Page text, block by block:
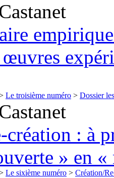
Le troisième numéro > Dossier
: à
» en
Le sixième numéro > Création/